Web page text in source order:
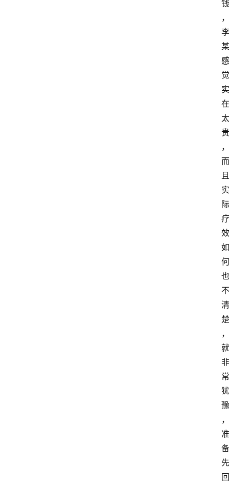
钱
，
李
某
感
觉
实
在
太
贵
，
而
且
实
际
疗
效
如
何
也
不
清
楚
，
就
非
常
犹
豫
，
准
备
先
回